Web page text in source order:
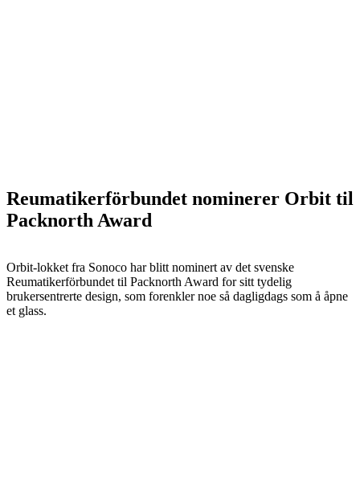
Reumatikerförbundet nominerer Orbit til
Packnorth Award
Orbit-lokket fra Sonoco har blitt nominert av det svenske
Reumatikerförbundet til Packnorth Award for sitt tydelig
brukersentrerte design, som forenkler noe så dagligdags som å åpne
et glass.